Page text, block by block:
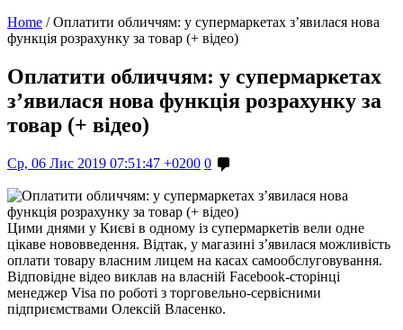
Home / Оплатити обличчям: у супермаркетах з’явилася нова
функція розрахунку за товар (+ відео)
Оплатити обличчям: у супермаркетах
з’явилася нова функція розрахунку за
товар (+ відео)
Ср, 06 Лис 2019 07:51:47 +0200 0
Цими днями у Києві в одному із супермаркетів вели одне
цікаве нововведення. Відтак, у магазині з’явилася можливість
оплати товару власним лицем на касах самообслуговування.
Відповідне відео виклав на власній Facebook-сторінці
менеджер Visa по роботі з торговельно-сервісними
підприємствами Олексій Власенко.